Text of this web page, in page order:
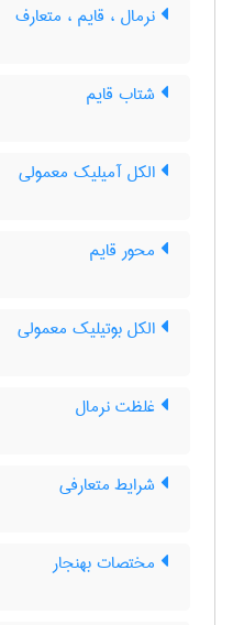
نرمال ، قایم ، متعارف
شتاب قایم
الکل آمیلیک معمولی
محور قایم
الکل بوتیلیک معمولی
غلظت نرمال
شرایط متعارفی
مختصات بهنجار